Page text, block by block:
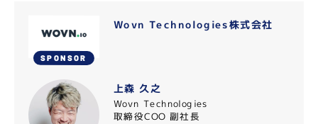
SPONSOR
Wovn Technologies株式会社
上森 久之
Wovn Technologies
取締役COO 副社長